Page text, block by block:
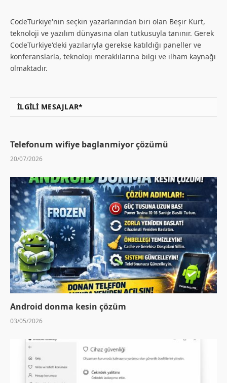
CodeTurkiye'nin seçkin yazarlarından biri olan Beşir Kurt,
teknoloji ve yazılım dünyasına olan tutkusuyla tanınır. Gerek
CodeTurkiye'deki yazılarıyla gerekse katıldığı paneller ve
konferanslarla, teknoloji meraklılarına bilgi ve ilham kaynağı
olmaktadır.
İLGILI MESAJLAR*
Telefonum wifiye baglanmiyor çözümü
20/07/2026
Android donma kesin çözüm
03/05/2026